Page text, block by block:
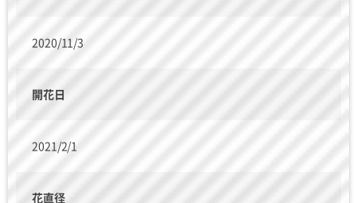
2020/11/3
開花日
2021/2/1
花直径